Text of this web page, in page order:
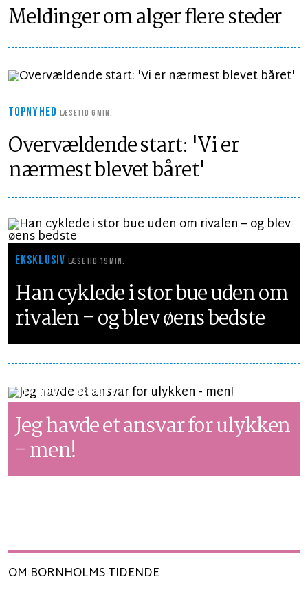
Meldinger om alger flere steder
TOPNYHEDLÆSETID 6 MIN.
Overvældende start: 'Vi er
nærmest blevet båret'
EKSKLUSIVLÆSETID 19 MIN.
Han cyklede i stor bue uden om
rivalen – og blev øens bedste
SYNSPUNKT LÆSETID 1 MIN.
Jeg havde et ansvar for ulykken
- men!
OM BORNHOLMS TIDENDE